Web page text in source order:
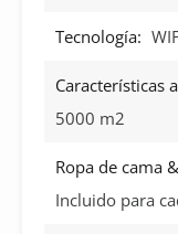
Tecnología:
Características
5000 m2
Ropa de cama
Incluido para